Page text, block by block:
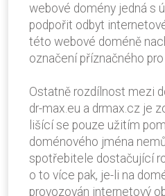
webové domény jedná s
podpořit odbyt
této webové doméně
označení příznačného
Ostatně rozdílnost mezi
dr-max.eu a drmax.cz je
lišící se pouze užitím
doménového jména
spotřebitele dostačující
o to více pak, je-li na
provozován internetový